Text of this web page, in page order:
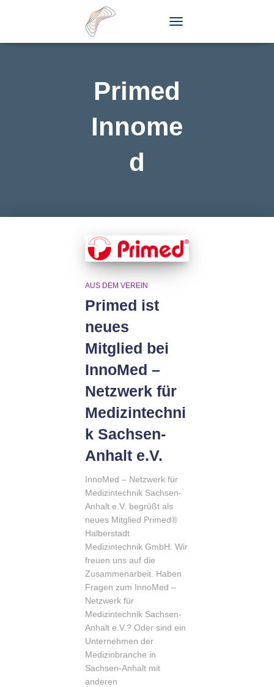
NAVIGATION
Primed
Innome
d
AUS DEM VEREIN
Primed ist
neues
Mitglied bei
InnoMed –
Netzwerk für
Medizintechni
k Sachsen-
Anhalt e.V.
InnoMed – Netzwerk für
Medizintechnik Sachsen-
Anhalt e.V. begrüßt als
neues Mitglied Primed®
Halberstadt
Medizintechnik GmbH. Wir
freuen uns auf die
Zusammenarbeit. Haben
Fragen zum InnoMed –
Netzwerk für
Medizintechnik Sachsen-
Anhalt e.V.? Oder sind ein
Unternehmen der
Medizinbranche in
Sachsen-Anhalt mit
anderen